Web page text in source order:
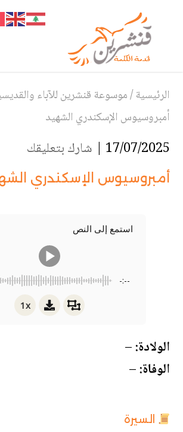
الرئيسية/موسوعة قنشرين للآباء
أمبروسيوس الإسكندري الشهيد
17/07/2025 | شارك بتعليقك
أمبروسيوس الإسكندري
استمع إلى النص
-:--
1x
الولادة:–
الوفاة:–
السيرة